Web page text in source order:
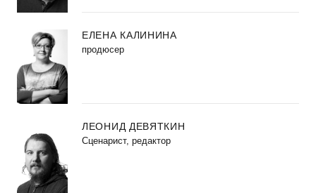
ЕЛЕНА КАЛИНИНА
продюсер
ЛЕОНИД ДЕВЯТКИН
Сценарист, редактор